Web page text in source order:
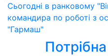
Сьогодні в ранковому
командира по роботі з
"Гармаш"